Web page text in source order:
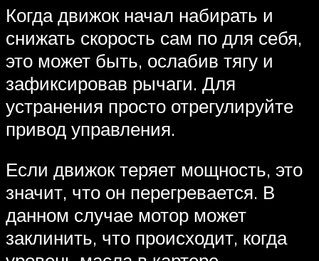
Когда движок начал набирать и
снижать скорость сам по для себя,
это может быть, ослабив тягу и
зафиксировав рычаги. Для
устранения просто отрегулируйте
привод управления.
Если движок теряет мощность, это
значит, что он перегревается. В
данном случае мотор может
заклинить, что происходит, когда